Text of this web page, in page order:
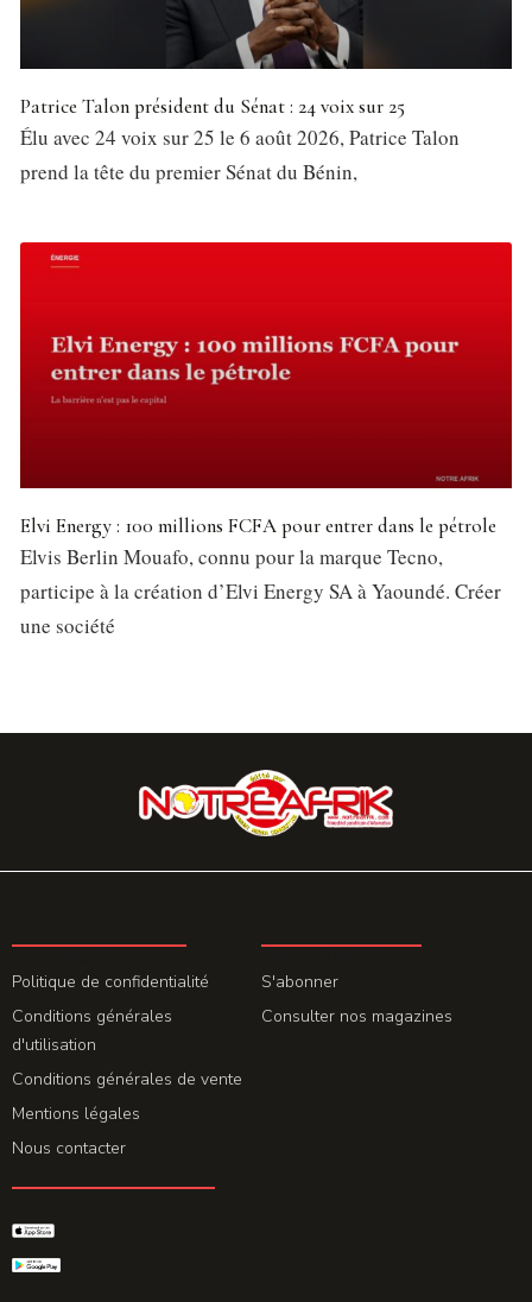
Patrice Talon président du Sénat : 24 voix sur 25
Élu avec 24 voix sur 25 le 6 août 2026, Patrice Talon
prend la tête du premier Sénat du Bénin,
Elvi Energy : 100 millions FCFA pour entrer dans le pétrole
Elvis Berlin Mouafo, connu pour la marque Tecno,
participe à la création d’Elvi Energy SA à Yaoundé. Créer
une société
Politique de confidentialité
Conditions générales
d'utilisation
Conditions générales de vente
Mentions légales
Nous contacter
S'abonner
Consulter nos magazines